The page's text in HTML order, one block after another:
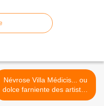
Névrose Villa Médicis... ou
dolce farniente des artistes
français à Rome ? >